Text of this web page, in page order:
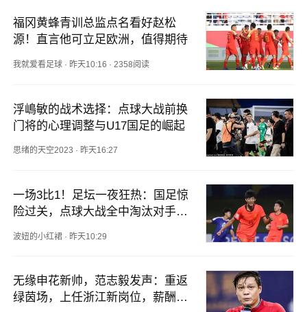
福冈黄蜂青训总监点名看好赵松
源！直言他可立足欧洲，值得期待
我就爱看足球 · 昨天10:16 ·2358阅读
浮嶋敏的战术选择：点球大战前换
门将的心理调整与U17国足的崛起
思绪的天空2023 · 昨天16:27
一场3比1！足坛一夜狂热：国足惊
险过关，点球大战全中淘汰对手，
波妞的小红裙 · 昨天10:29
无缘申花新帅，范志毅发声：重返
绿茵场，上任浙江新岗位，薪酬揭